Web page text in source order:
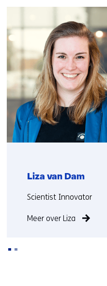
Liza van Dam
Functie:
Scientist Innovator
Meer over Liza